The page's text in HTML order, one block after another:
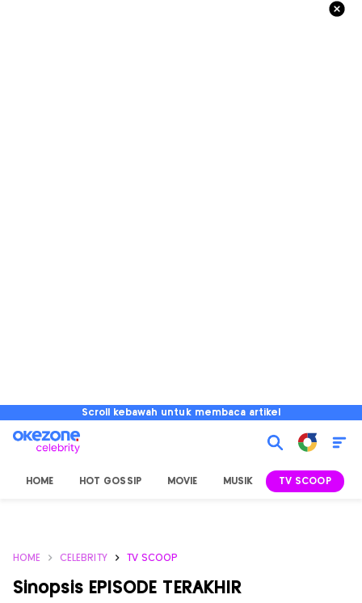
Scroll kebawah untuk membaca artikel
HOME HOT GOSSIP MOVIE MUSIK TV SCOOP
HOME CELEBRITY TV SCOOP
Sinopsis EPISODE TERAKHIR